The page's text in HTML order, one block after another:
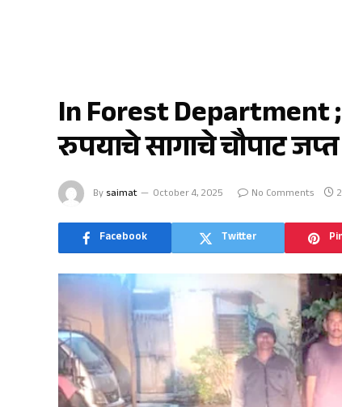
In Forest Department ;
रुपयाचे सागाचे चौपाट जप्त
By saimat October 4, 2025 No Comments
Facebook Twitter